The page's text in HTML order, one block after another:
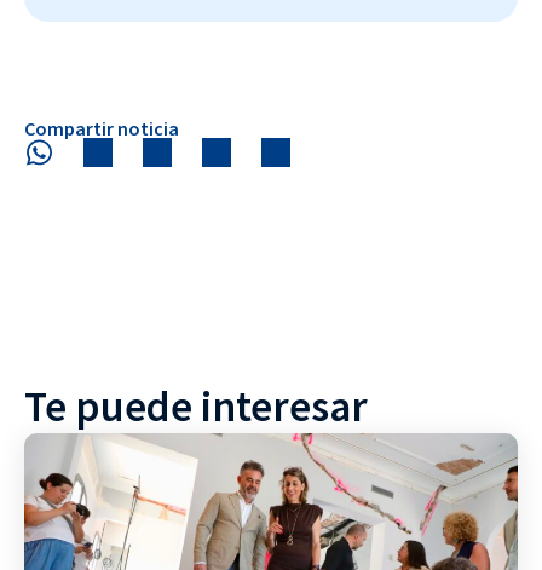
Compartir noticia
Te puede interesar